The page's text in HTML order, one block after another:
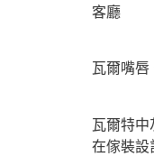
客廳
瓦爾嘴
瓦爾特
在傢裝設